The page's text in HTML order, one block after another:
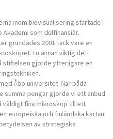
inom biovisualisering startade i
som delfinansiär.
grundades 2001 tack vare en
En annan viktig del i
stiftelsen gjorde ytterligare en
Åbo universitet. När båda
pengar gjorde vi ett anbud
väldigt fina mikroskop till ett
europeiska och finländska kartan.
av strategiska